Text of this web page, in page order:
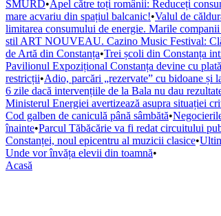
SMURD•Apel către toți românii: Reduceți
mare acvariu din spațiul balcanic!•Valul de
limitarea consumului de energie. Marile
stil ART NOUVEAU. Cazino Music Festival:
de Artă din Constanța•Trei școli din Constanța
Pavilionul Expozițional Constanța devine cu
restricții•Adio, parcări „rezervate” cu bidoane și
6 zile dacă intervențiile de la Bala nu dau
Ministerul Energiei avertizează asupra situației
Cod galben de caniculă până sâmbătă•
înainte•Parcul Tăbăcărie va fi redat circuitului
Constanței, noul epicentru al muzicii clasice•
Unde vor învăța elevii din toamnă•
Acasă